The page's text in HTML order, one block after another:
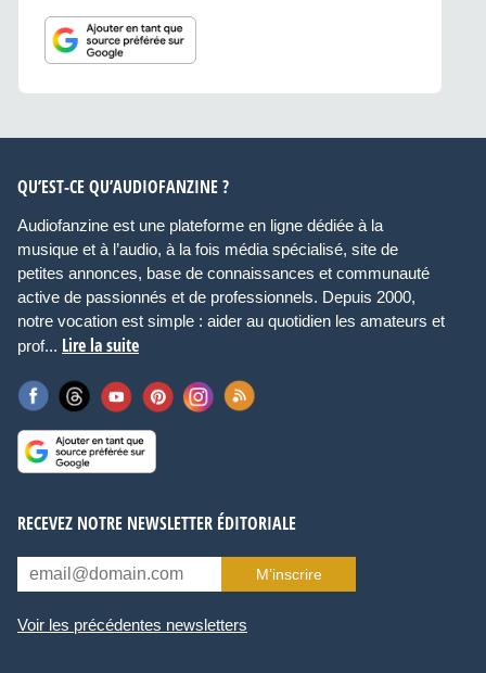
QU’EST-CE QU’AUDIOFANZINE ?
Audiofanzine est une plateforme en ligne dédiée à la
musique et à l’audio, à la fois média spécialisé, site de
petites annonces, base de connaissances et communauté
active de passionnés et de professionnels. Depuis 2000,
notre vocation est simple : aider au quotidien les amateurs et
prof... Lire la suite
RECEVEZ NOTRE NEWSLETTER ÉDITORIALE
M’inscrire
Voir les précédentes newsletters